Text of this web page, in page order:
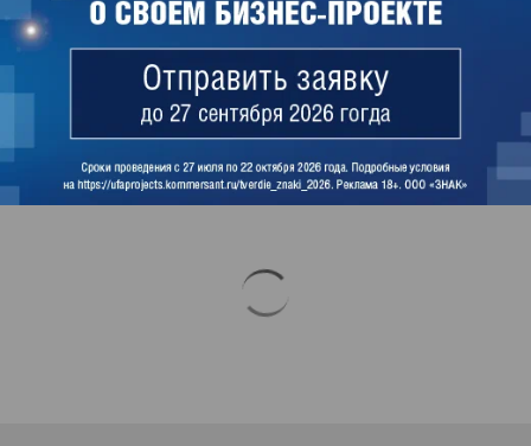
Майя Иванова
Читайте нас вTelegram иВКонтакте